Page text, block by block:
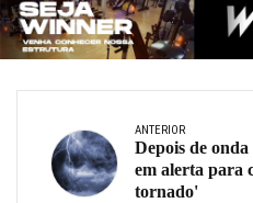
ANTERIOR
Depois de
em alerta para
tornado'